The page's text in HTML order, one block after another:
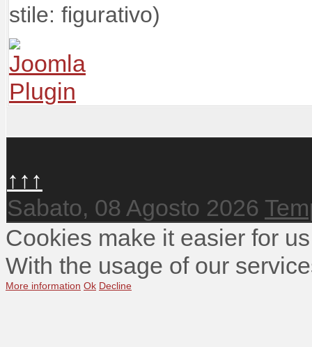
stile: figurativo)
↑↑↑
Sabato, 08 Agosto 2026
Cookies make it easier for
With the usage of our
More information Ok Decline